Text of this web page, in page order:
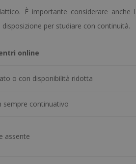
È importante considerare anche
per studiare con continuità.
online
o con disponibilità ridotta
sempre continuativo
assente